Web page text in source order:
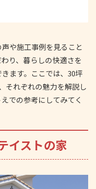
や施工事例を見ること
り、暮らしの快適さを
ます。ここでは、30坪
それぞれの魅力を解説し
での参考にしてみてく
イストの家